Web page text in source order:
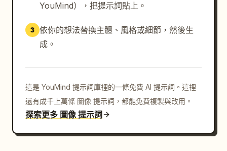
YouMind），把提示詞貼上。
3 依你的想法替換主體、風格或細節，然後生
成。
這是 YouMind 提示詞庫裡的一條免費 AI 提示詞。這裡
還有成千上萬條 圖像 提示詞，都能免費複製與改用。
探索更多 圖像 提示詞